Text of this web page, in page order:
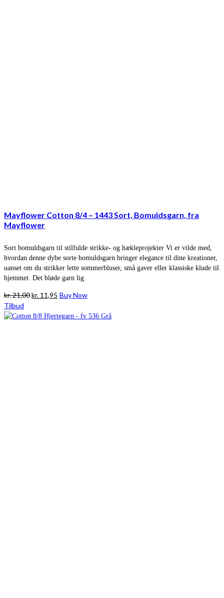
Mayflower Cotton 8/4 – 1443 Sort, Bomuldsgarn, fra
Mayflower
Sort bomuldsgarn til stilfulde strikke- og hækleprojekter Vi er vilde med,
hvordan denne dybe sorte bomuldsgarn bringer elegance til dine kreationer,
uanset om du strikker lette sommerbluser, små gaver eller klassiske klude til
hjemmet. Det bløde garn lig
kr.21,00Den
pris
kr. 11,95 Den
pris
Buy Now
Tilbud